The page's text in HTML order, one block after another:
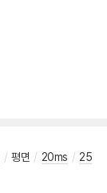
/ 평면 / 20ms / 25